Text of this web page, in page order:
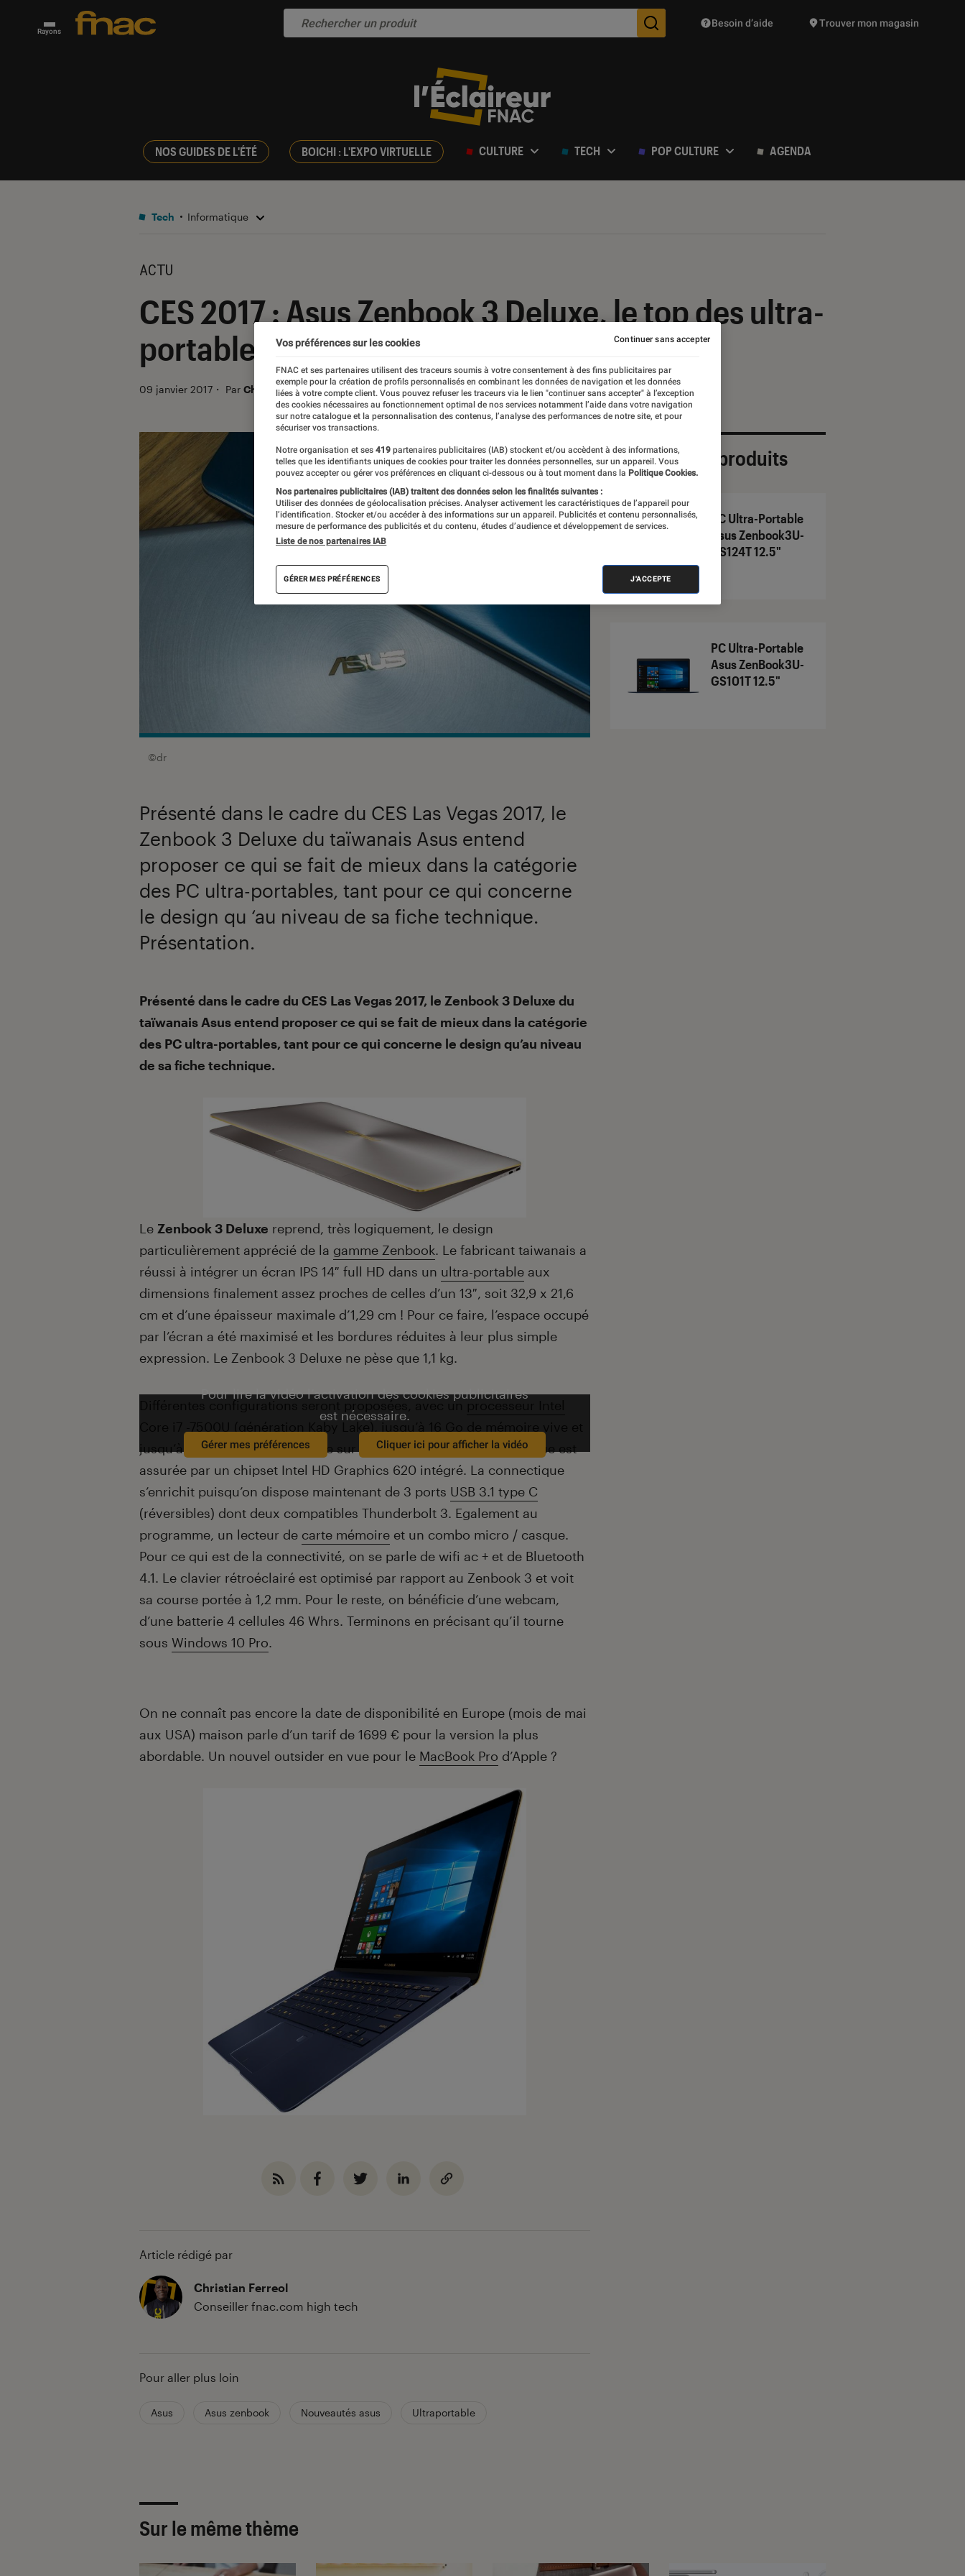
Rayons Des suggestions de produits vont vous être proposées
Besoin d’aide Trouver mon magasin
NOS GUIDES DE L'ÉTÉ BOICHI : L'EXPO VIRTUELLE CULTURE TECH POP CULTURE AGENDA
Tech Informatique
ACTU
CES 2017 : Asus Zenbook 3 Deluxe, le top des ultra-
portables?
09 janvier 2017 ・ Par Christian Ferreol
©dr
Présenté dans le cadre du CES Las Vegas 2017, le
Zenbook 3 Deluxe du taïwanais Asus entend
proposer ce qui se fait de mieux dans la catégorie
des PC ultra-portables, tant pour ce qui concerne
le design qu ‘au niveau de sa fiche technique.
Présentation.
Introduction
Présenté dans le cadre du CES Las Vegas 2017, le Zenbook 3 Deluxe du
taïwanais Asus entend proposer ce qui se fait de mieux dans la catégorie
des PC ultra-portables, tant pour ce qui concerne le design qu’au niveau
de sa fiche technique.
Le Zenbook 3 Deluxe reprend, très logiquement, le design
particulièrement apprécié de la gamme Zenbook. Le fabricant taiwanais a
réussi à intégrer un écran IPS 14″ full HD dans un ultra-portable aux
dimensions finalement assez proches de celles d’un 13″, soit 32,9 x 21,6
cm et d’une épaisseur maximale d’1,29 cm ! Pour ce faire, l’espace occupé
par l’écran a été maximisé et les bordures réduites à leur plus simple
expression. Le Zenbook 3 Deluxe ne pèse que 1,1 kg.
Pour lire la vidéo l’activation des cookies publicitaires
est nécessaire.
Gérer mes préférences Cliquer ici pour afficher la vidéo
Différentes configurations seront proposées, avec un
jusqu’à 1 To de stockage interne sur disque SSD. La partie graphique est
assurée par un chipset Intel HD Graphics 620 intégré. La connectique
s’enrichit puisqu’on dispose maintenant de 3 ports USB 3.1 type C
(réversibles) dont deux compatibles Thunderbolt 3. Egalement au
programme, un lecteur de carte mémoire et un combo micro / casque.
Pour ce qui est de la connectivité, on se parle de wifi ac + et de Bluetooth
4.1. Le clavier rétroéclairé est optimisé par rapport au Zenbook 3 et voit
sa course portée à 1,2 mm. Pour le reste, on bénéficie d’une webcam,
d’une batterie 4 cellules 46 Whrs. Terminons en précisant qu’il tourne
sous Windows 10 Pro.
On ne connaît pas encore la date de disponibilité en Europe (mois de mai
aux USA) maison parle d’un tarif de 1699 € pour la version la plus
abordable. Un nouvel outsider en vue pour le MacBook Pro d’Apple ?
Article rédigé par
Christian Ferreol
Conseiller fnac.com high tech
Pour aller plus loin
Asus Asus zenbook Nouveautés asus Ultraportable
Sélection de produits
PC Ultra-Portable
Asus Zenbook3U-
GS124T 12.5"
PC Ultra-Portable
Asus ZenBook3U-
GS101T 12.5"
Sur le même thème
Vos préférences sur les cookies
FNAC et ses partenaires utilisent des traceurs soumis à votre consentement à des fins publicitaires par
exemple pour la création de profils personnalisés en combinant les données de navigation et les données
liées à votre compte client. Vous pouvez refuser les traceurs via le lien "continuer sans accepter" à l’exception
des cookies nécessaires au fonctionnement optimal de nos services notamment l’aide dans votre navigation
sur notre catalogue et la personnalisation des contenus, l’analyse des performances de notre site, et pour
sécuriser vos transactions.
Notre organisation et ses 419 partenaires publicitaires (IAB) stockent et/ou accèdent à des informations,
telles que les identifiants uniques de cookies pour traiter les données personnelles, sur un appareil. Vous
pouvez accepter ou gérer vos préférences en cliquant ci-dessous ou à tout moment dans la Politique Cookies.
Nos partenaires publicitaires (IAB) traitent des données selon les finalités suivantes :
Utiliser des données de géolocalisation précises. Analyser activement les caractéristiques de l’appareil pour
l’identification. Stocker et/ou accéder à des informations sur un appareil. Publicités et contenu personnalisés,
mesure de performance des publicités et du contenu, études d’audience et développement de services.
Liste de nos partenaires IAB
GÉRER MES PRÉFÉRENCES J'ACCEPTE
Continuer sans accepter